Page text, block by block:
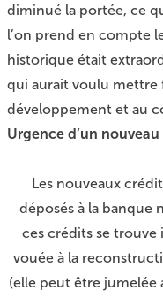
diminué la portée, ce
l’on prend en compte
historique était
qui aurait voulu mettre
développement et au
Urgence d’un
Les nouveaux
déposés à la banque
ces crédits se trouve
vouée à la
(elle peut être jumelée